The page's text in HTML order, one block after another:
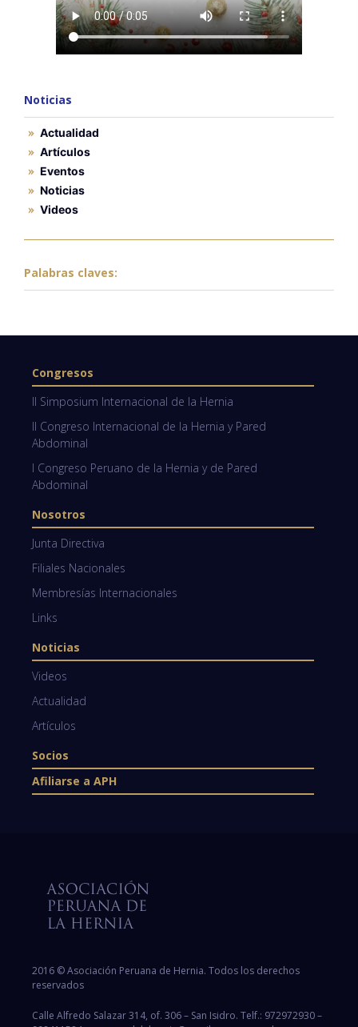
Noticias
Actualidad
Artículos
Eventos
Noticias
Videos
Palabras claves:
Congresos
II Simposium Internacional de la Hernia
II Congreso Internacional de la Hernia y Pared
Abdominal
I Congreso Peruano de la Hernia y de Pared
Abdominal
Nosotros
Junta Directiva
Filiales Nacionales
Membresías Internacionales
Links
Noticias
Videos
Actualidad
Artículos
Socios
Afiliarse a APH
2016 © Asociación Peruana de Hernia. Todos los derechos
reservados
Calle Alfredo Salazar 314, of. 306 – San Isidro. Telf.: 972972930 –